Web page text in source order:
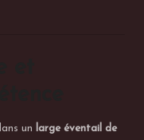
un
large éventail de